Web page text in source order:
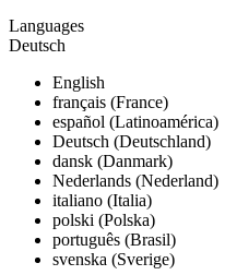
Languages
Deutsch
English
français (France)
español (Latinoamérica)
Deutsch (Deutschland)
dansk (Danmark)
Nederlands (Nederland)
italiano (Italia)
polski (Polska)
português (Brasil)
svenska (Sverige)